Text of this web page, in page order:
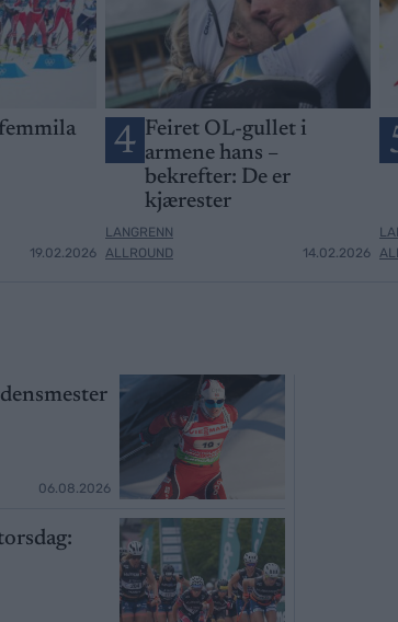
19.02.2026
4 Feiret OL-gullet i
armene hans –
bekrefter: De er
kjærester
LANGRENN
ALLROUND
14.02.2026
06.08.2026